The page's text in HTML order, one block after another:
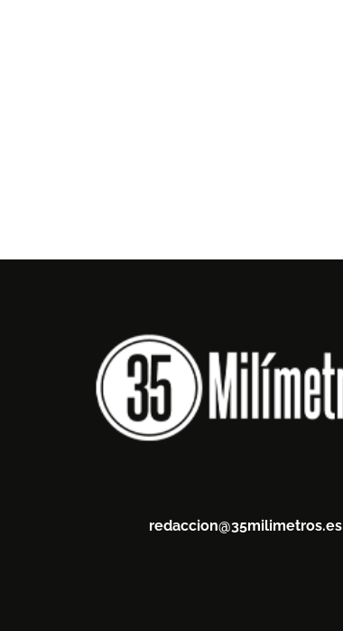
redaccion@35milimetros.es